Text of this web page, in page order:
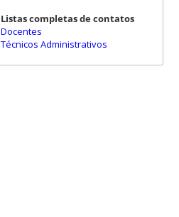
Listas completas de contatos
Docentes
Técnicos Administrativos